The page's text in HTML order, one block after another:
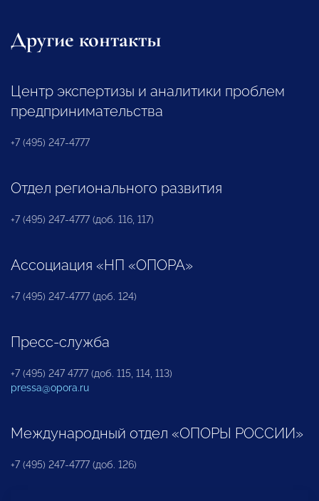
Другие контакты
Центр экспертизы и аналитики проблем
предпринимательства
+7 (495) 247-4777
Отдел регионального развития
+7 (495) 247-4777 (доб. 116, 117)
Ассоциация «НП «ОПОРА»
+7 (495) 247-4777 (доб. 124)
Пресс-служба
+7 (495) 247 4777 (доб. 115, 114, 113)
pressa@opora.ru
Международный отдел «ОПОРЫ РОССИИ»
+7 (495) 247-4777 (доб. 126)